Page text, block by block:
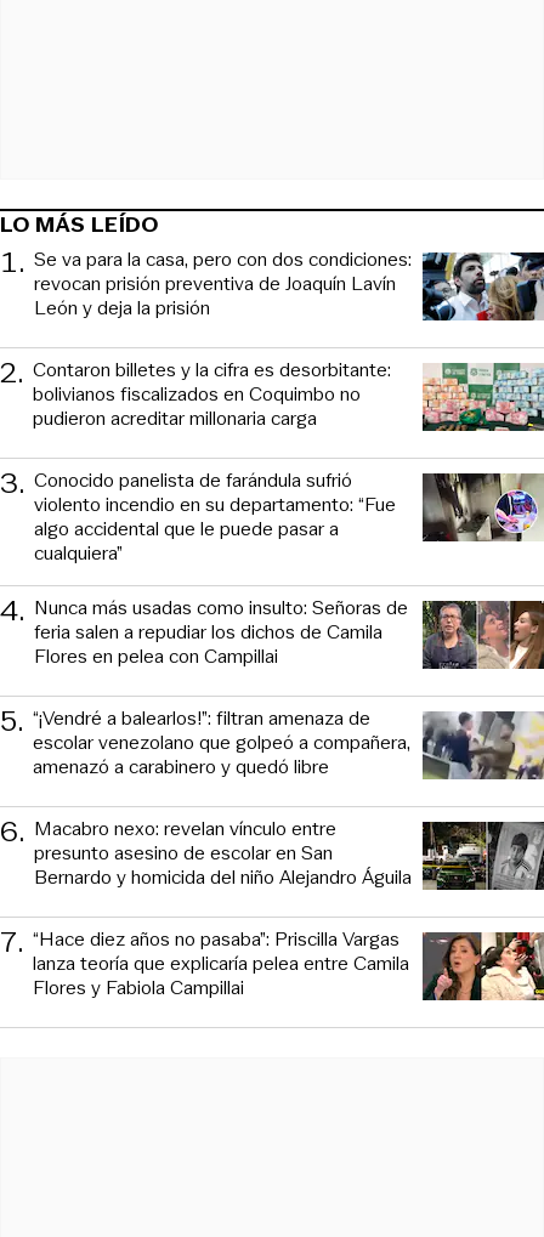
LO MÁS LEÍDO
1. Se va para la casa, pero con dos condiciones:
revocan prisión preventiva de Joaquín Lavín
León y deja la prisión
2. Contaron billetes y la cifra es desorbitante:
bolivianos fiscalizados en Coquimbo no
pudieron acreditar millonaria carga
3. Conocido panelista de farándula sufrió
violento incendio en su departamento: “Fue
algo accidental que le puede pasar a
cualquiera”
4. Nunca más usadas como insulto: Señoras de
feria salen a repudiar los dichos de Camila
Flores en pelea con Campillai
5. “¡Vendré a balearlos!”: filtran amenaza de
escolar venezolano que golpeó a compañera,
amenazó a carabinero y quedó libre
6. Macabro nexo: revelan vínculo entre
presunto asesino de escolar en San
Bernardo y homicida del niño Alejandro Águila
7. “Hace diez años no pasaba”: Priscilla Vargas
lanza teoría que explicaría pelea entre Camila
Flores y Fabiola Campillai